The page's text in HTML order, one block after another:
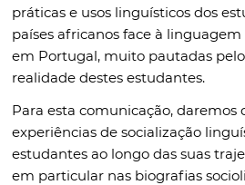
práticas e usos linguísticos dos
países africanos face à
em Portugal, muito pautadas
realidade destes estudantes.
Para esta comunicação, daremos
experiências de socialização
estudantes ao longo das suas
em particular nas biografias